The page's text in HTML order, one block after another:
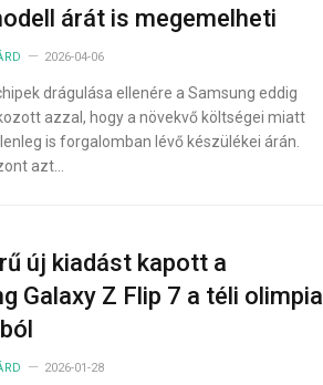
árát is megemelheti
2026-04-06
drágulása ellenére a Samsung eddig
azzal, hogy a növekvő költségei miatt
is forgalomban lévő készülékei árán.
azt…
új kiadást kapott a
Galaxy Z Flip 7 a téli olimpia
2026-01-28